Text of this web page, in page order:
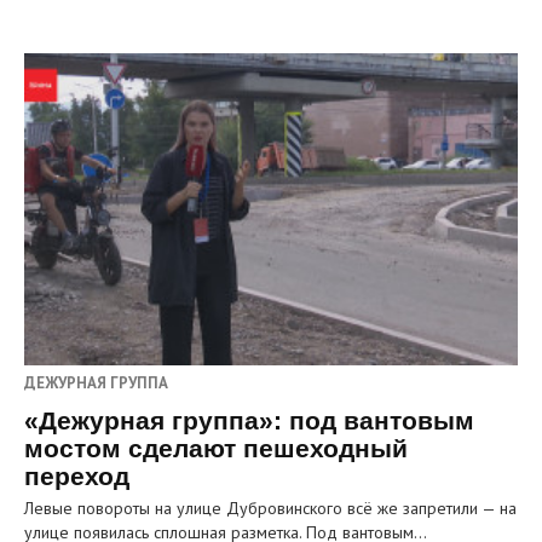
ДЕЖУРНАЯ ГРУППА
«Дежурная группа»: под вантовым
мостом сделают пешеходный
переход
Левые повороты на улице Дубровинского всё же запретили — на
улице появилась сплошная разметка. Под вантовым…